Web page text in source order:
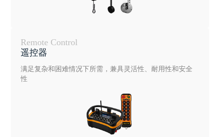
Remote Control
遥控器
满足复杂和困难情况下所需，兼具灵活性、耐用性和安全
性